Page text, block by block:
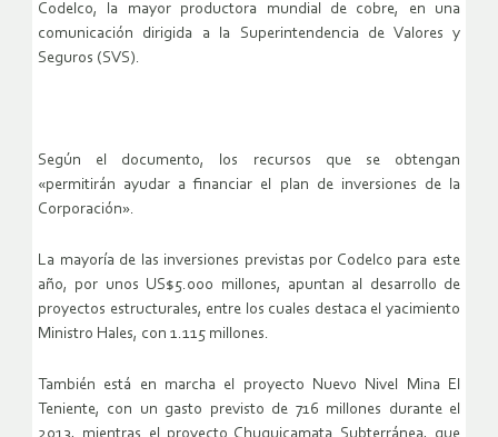
Codelco, la mayor productora mundial de cobre, en una
comunicación dirigida a la Superintendencia de Valores y
Seguros (SVS).
Según el documento, los recursos que se obtengan
«permitirán ayudar a financiar el plan de inversiones de la
Corporación».
La mayoría de las inversiones previstas por Codelco para este
año, por unos US$5.000 millones, apuntan al desarrollo de
proyectos estructurales, entre los cuales destaca el yacimiento
Ministro Hales, con 1.115 millones.
También está en marcha el proyecto Nuevo Nivel Mina El
Teniente, con un gasto previsto de 716 millones durante el